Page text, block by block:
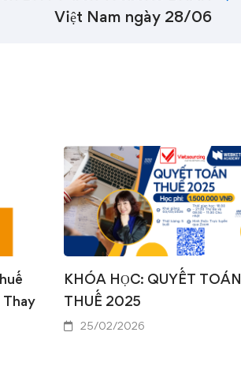
Việt Nam ngày 28/06
KHÓA HỌC: QUYẾT TOÁN
THUẾ 2025
25/02/2026